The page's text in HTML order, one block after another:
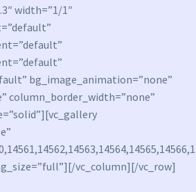
width=”1/1″
bg_image_animation=”none”
column_border_width=”none”
vc_column][/vc_row]